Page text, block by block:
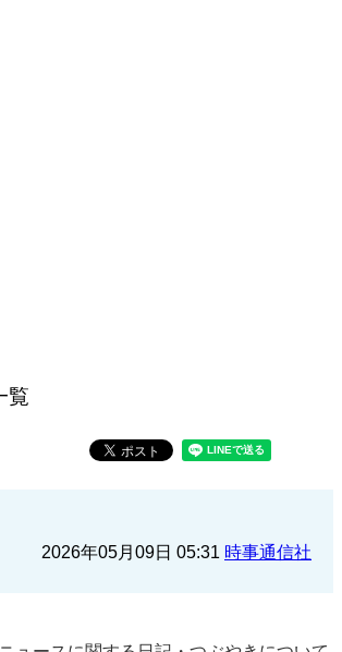
覧
2026年05月09日 05:31 時事通信社